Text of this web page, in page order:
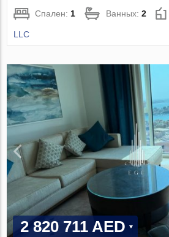
Спален: 1 Ванных:2
LLC
2 820 711 AED